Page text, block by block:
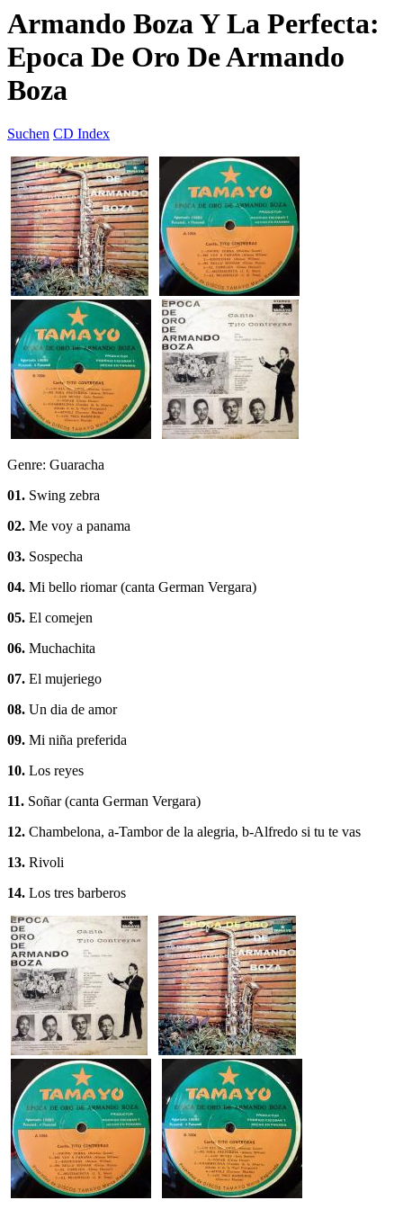
Armando Boza Y La Perfecta:
Epoca De Oro De Armando
Boza
Suchen CD Index
Genre: Guaracha
01. Swing zebra
02. Me voy a panama
03. Sospecha
04. Mi bello riomar (canta German Vergara)
05. El comejen
06. Muchachita
07. El mujeriego
08. Un dia de amor
09. Mi niña preferida
10. Los reyes
11. Soñar (canta German Vergara)
12. Chambelona, a-Tambor de la alegria, b-Alfredo si tu te vas
13. Rivoli
14. Los tres barberos